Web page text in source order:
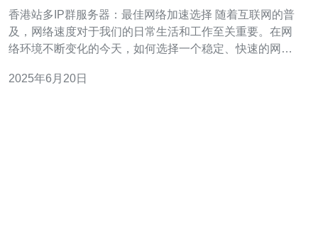
香港站多IP群服务器：最佳网络加速选择 随着互联网的普
及，网络速度对于我们的日常生活和工作至关重要。在网
络环境不断变化的今天，如何选择一个稳定、快速的网络
是一个不错的选择，它能够帮助我们快速、稳定地访问互
2025年6月20日